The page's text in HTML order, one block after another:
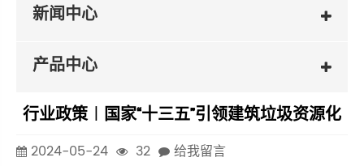
新闻中心
产品中心
行业政策︱国家“十三五”引领建筑垃圾资源化
2024-05-24 32
给我留言